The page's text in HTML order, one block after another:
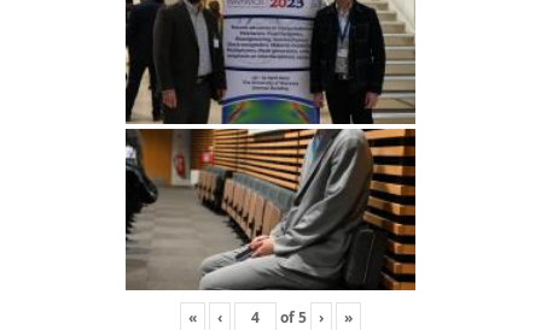
« ‹ of5 › »